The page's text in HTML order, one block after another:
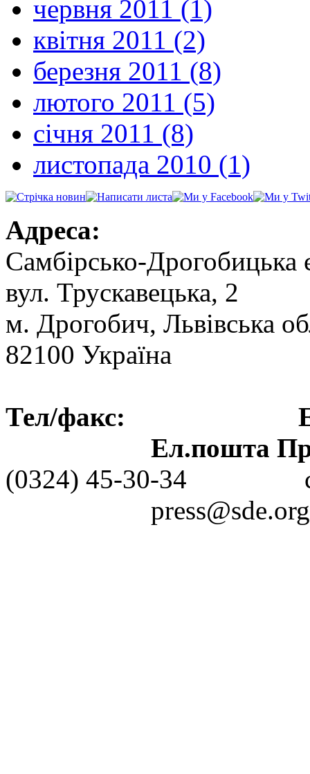
червня 2011 (1)
квітня 2011 (2)
березня 2011 (8)
лютого 2011 (5)
січня 2011 (8)
листопада 2010 (1)
Адреса:
Самбірсько-Дрогобицька
вул. Трускавецька, 2
м. Дрогобич, Львівська
82100 Україна
Тел/факс:
Ел.пошта
(0324) 45-30-